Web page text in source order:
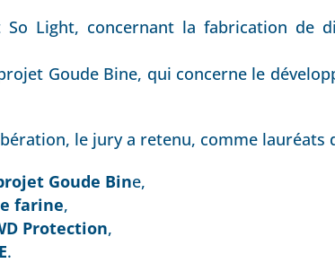
Light, concernant la fabrication de
Goude Bine, qui concerne le
le jury a retenu, comme lauréats
Goude Bine,
farine,
Protection,
.